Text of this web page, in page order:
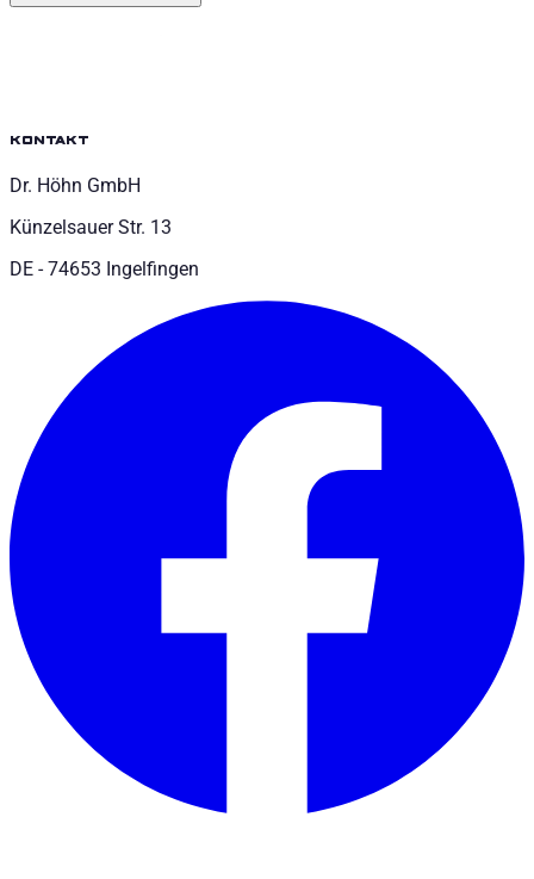
kontakt
Dr. Höhn GmbH
Künzelsauer Str. 13
DE - 74653 Ingelfingen